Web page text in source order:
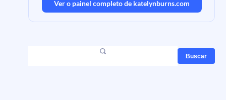
Ver o painel completo de katelynburns.com
Buscar